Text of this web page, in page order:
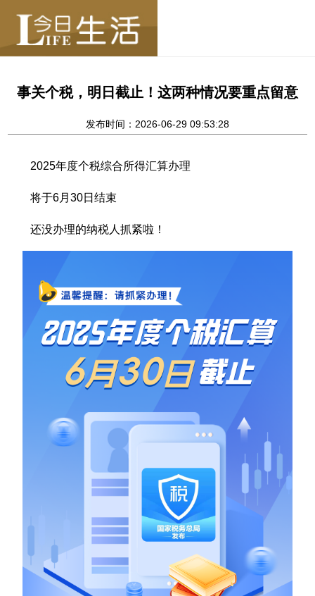
事关个税，明日截止！这两种情况要重点留意
发布时间：2026-06-29 09:53:28
2025年度个税综合所得汇算办理
将于6月30日结束
还没办理的纳税人抓紧啦！